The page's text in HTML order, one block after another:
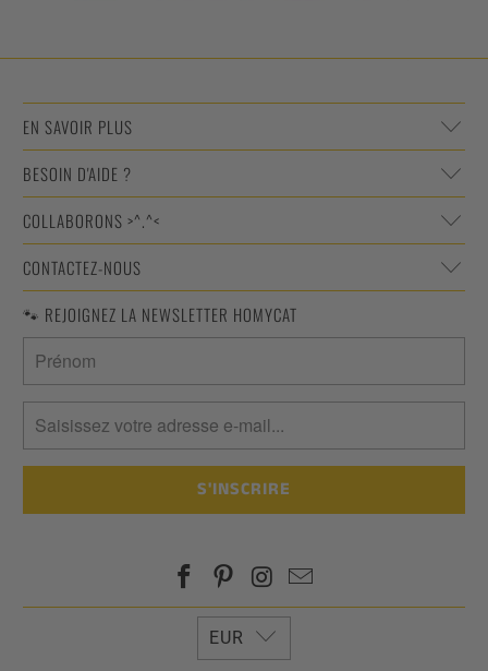
EN SAVOIR PLUS
BESOIN D'AIDE ?
COLLABORONS >^.^<
CONTACTEZ-NOUS
🐾 REJOIGNEZ LA NEWSLETTER HOMYCAT
EUR